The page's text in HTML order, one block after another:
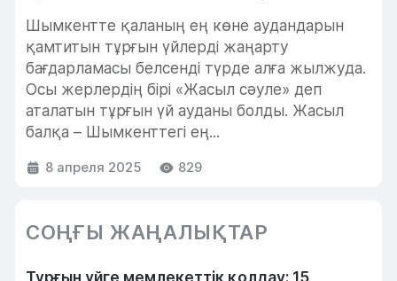
Шымкентте қаланың ең көне аудандарын
қамтитын тұрғын үйлерді жаңарту
бағдарламасы белсенді түрде алға жылжуда.
Осы жерлердің бірі «Жасыл сәуле» деп
аталатын тұрғын үй ауданы болды. Жасыл
балқа – Шымкенттегі ең...
8 апреля 2025 829
СОҢҒЫ ЖАҢАЛЫҚТАР
Тұрғын үйге мемлекеттік қолдау: 15